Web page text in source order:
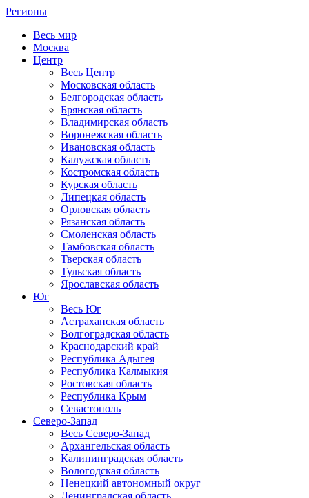
Регионы
Весь мир
Москва
Центр
Весь Центр
Московская область
Белгородская область
Брянская область
Владимирская область
Воронежская область
Ивановская область
Калужская область
Костромская область
Курская область
Липецкая область
Орловская область
Рязанская область
Смоленская область
Тамбовская область
Тверская область
Тульская область
Ярославская область
Юг
Весь Юг
Астраханская область
Волгоградская область
Краснодарский край
Республика Адыгея
Республика Калмыкия
Ростовская область
Республика Крым
Севастополь
Северо-Запад
Весь Северо-Запад
Архангельская область
Калининградская область
Вологодская область
Ненецкий автономный округ
Ленинградская область